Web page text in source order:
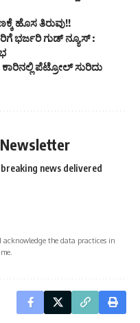
ಹೊಸ ತಿರುವು!!
ಭರ್ಜರಿ ಗುಡ್ ನ್ಯೂಸ್ :
ಪೆಟ್ರೋಲ್ ಸುರಿದು
news delivered
acknowledge the data practices in